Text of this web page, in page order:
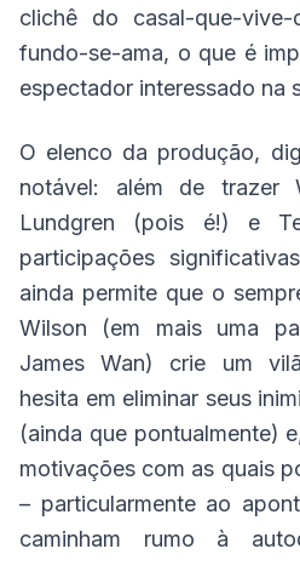
clichê do casal-que-vive-
fundo-se-ama, o que é
espectador interessado na
O elenco da produção,
notável: além de trazer
Lundgren (pois é!) e
participações
ainda permite que o
Wilson (em mais uma
James Wan) crie um
hesita em eliminar seus
(ainda que pontualmente)
motivações com as quais
– particularmente ao
caminham rumo à